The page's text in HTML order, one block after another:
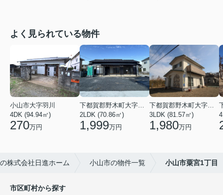
よく見られている物件
小山市大字羽川
4DK (94.94㎡)
270万円
2LDK (70.86㎡)
1,999万円
3LDK (81.57㎡)
1,980万円
株式会社日進ホーム 小山市の物件一覧 小山市粟宮1丁目
市区町村から探す